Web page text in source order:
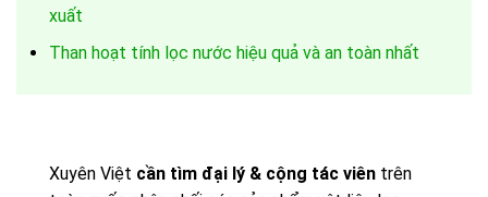
xuất
Than hoạt tính lọc nước hiệu quả và an toàn nhất
Xuyên Việt cần tìm đại lý & cộng tác viên trên